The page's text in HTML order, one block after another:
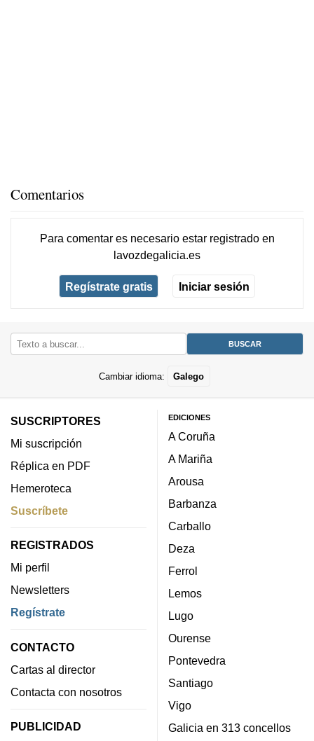
Comentarios
Para comentar es necesario estar registradoen
lavozdegalicia.es
Regístrate gratis Iniciar sesión
Cambiar idioma: Galego
SUSCRIPTORES
Mi suscripción
Réplica en PDF
Hemeroteca
Suscríbete
REGISTRADOS
Mi perfil
Newsletters
Regístrate
CONTACTO
Cartas al director
Contacta con nosotros
PUBLICIDAD
EDICIONES
A Coruña
A Mariña
Arousa
Barbanza
Carballo
Deza
Ferrol
Lemos
Lugo
Ourense
Pontevedra
Santiago
Vigo
Galicia en 313 concellos